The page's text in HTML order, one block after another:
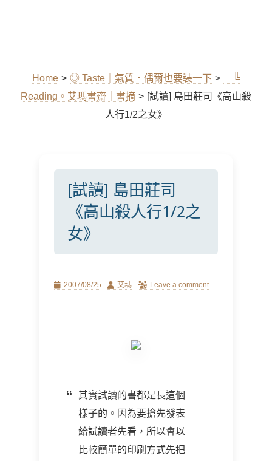
Home > ◎ Taste｜氣質．偶爾也要裝一下 >
╚
Reading。艾瑪書齋｜書摘 > [試讀] 島田莊司《高山殺
人行1/2之女》
[試讀] 島田莊司
《高山殺人行1/2之
女》
Posted
2007/08/25 Author
艾瑪 Leave a comment
其實試讀的書都是長這個
樣子的。因為要搶先發表
給試讀者先看，所以會以
比較簡單的印刷方式先把